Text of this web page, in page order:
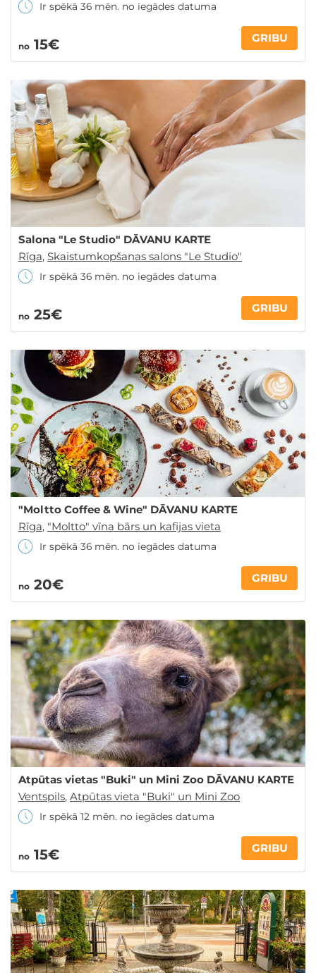
Ir spēkā 36 mēn. no iegādes datuma
no 15€ GRIBU
Salona "Le Studio" DĀVANU KARTE
Rīga, Skaistumkopšanas salons "Le Studio"
Ir spēkā 36 mēn. no iegādes datuma
no 25€ GRIBU
"Moltto Coffee & Wine" DĀVANU KARTE
Rīga, "Moltto" vīna bārs un kafijas vieta
Ir spēkā 36 mēn. no iegādes datuma
no 20€ GRIBU
Atpūtas vietas "Buki" un Mini Zoo DĀVANU KARTE
Ventspils, Atpūtas vieta "Buki" un Mini Zoo
Ir spēkā 12 mēn. no iegādes datuma
no 15€ GRIBU